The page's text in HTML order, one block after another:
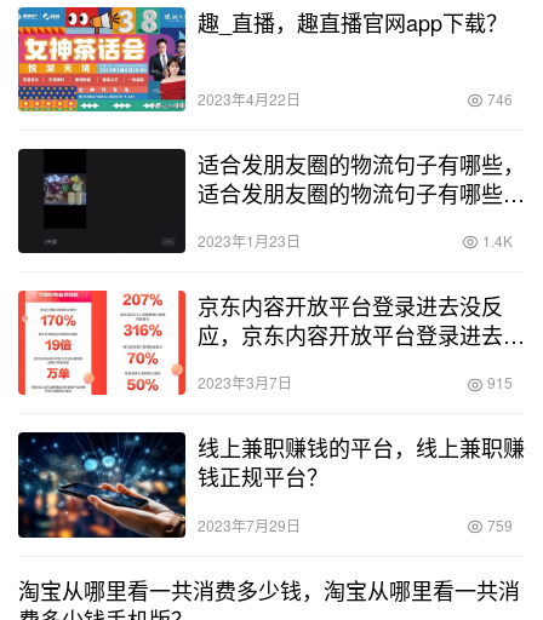
趣_直播，趣直播官网app下载？
2023年4月22日 746
适合发朋友圈的物流句子有哪些，
适合发朋友圈的物流句子有哪些
2023年1月23日 1.4K
京东内容开放平台登录进去没反
应，京东内容开放平台登录进去闪
2023年3月7日 915
线上兼职赚钱的平台，线上兼职赚
钱正规平台？
2023年7月29日 759
淘宝从哪里看一共消费多少钱，淘宝从哪里看一共消